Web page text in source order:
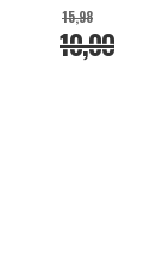
10,00
15,98